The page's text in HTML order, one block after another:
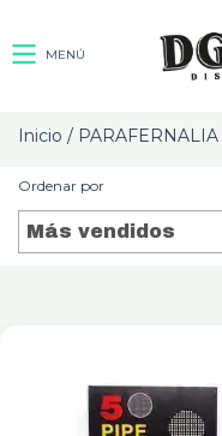
MENÚ
Inicio / PARAFERNALIA
Ordenar por